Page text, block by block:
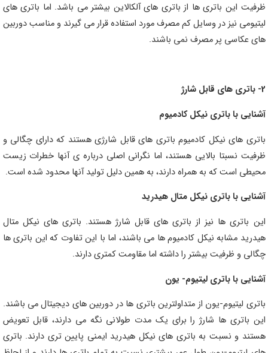
ظرفیت این باتری ها از باتری های آلکالاین بیشتر می باشد. اما باتری های
لیتیومی نیز در وسایل کم مصرف مورد استفاده قرار می گیرند و مناسب دوربین
های عکاسی پر مصرف نمی باشند.
2- باتری های قابل شارژ
آشنایی با باتری نیکل کادمیوم
باتری های نیکل کادمیوم باتری های قابل شارژی هستند که دارای چگالی و
ظرفیت نسبتا بالایی هستند، اما نگرانی اصلی درباره ی آنها خطرات زیست
محیطی است که به همراه دارند، به همین دلیل تولید آنها محدود شده است.
آشنایی با باتری نیکل متال هیدرید
این باتری ها نیز از باتری های قابل شارژ هستند. باتری های نیکل متال
هیدرید مشابه نیکل کادمیوم ها می باشند، اما با این تفاوت که این باتری ها
چگالی و ظرفیت بیشتر را داشته اما مقاومت کمتری دارند.
آشنایی با باتری لیتیوم- یون
باتری لیتیوم-یون از متداولترین باتری ها در دوربین های دیجیتال می باشند.
این باتری ها شارژ را برای یک مدت طولانی نگه می دارند، قابل تعویض
هستند و نسبت به باتری های نیکل هیدرید ایمنی پایین تری دارند. باتری